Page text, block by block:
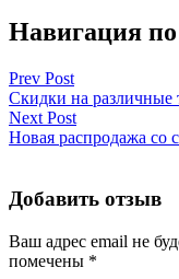
Навигация
Prev Post
Скидки на различные
Next Post
Новая распродажа
Добавить отзыв
Ваш адрес email не
помечены *